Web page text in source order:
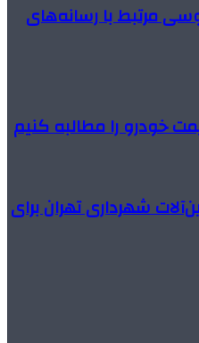
مرتبط با رسانه‌های
خودرو را مطالبه کنیم
شهرداری تهران برای